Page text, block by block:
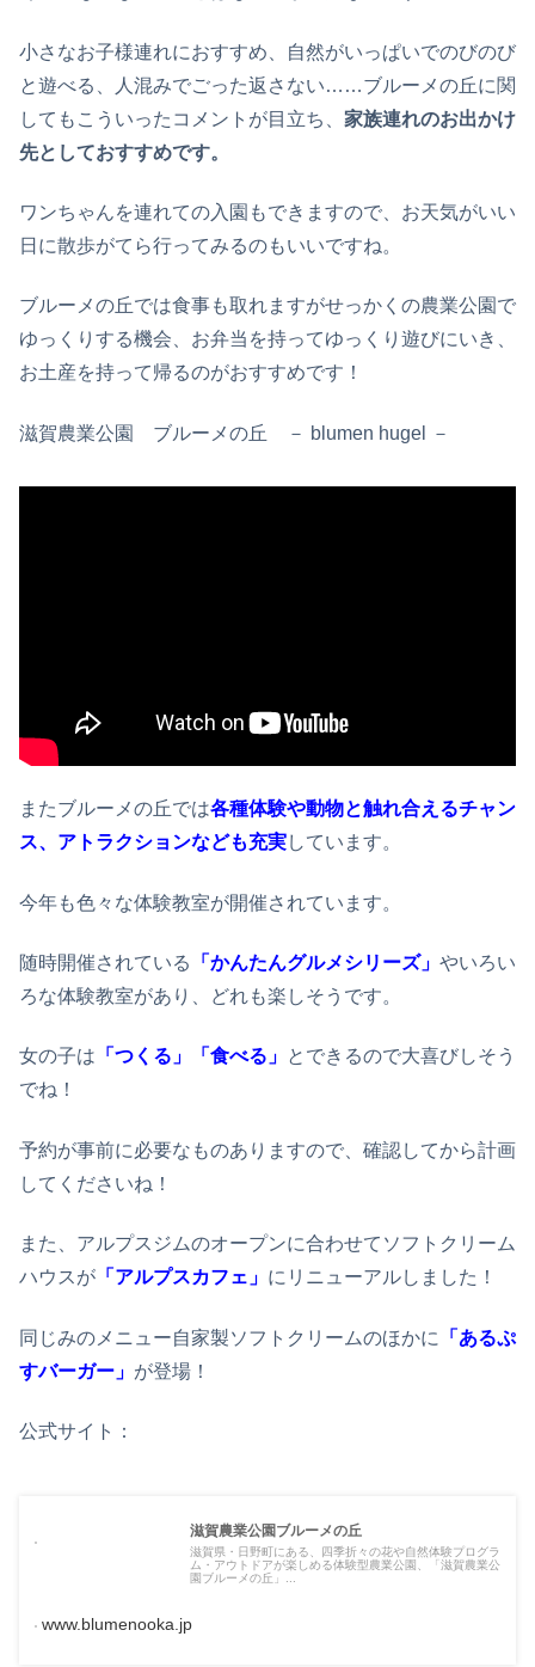
小さなお子様連れにおすすめ、自然がいっぱいでのびのび
と遊べる、人混みでごった返さない……ブルーメの丘に関
してもこういったコメントが目立ち、 家族連れのお出かけ
先としておすすめです。
ワンちゃんを連れての入園もできますので、お天気がいい
日に散歩がてら行ってみるのもいいですね。
ブルーメの丘では食事も取れますがせっかくの農業公園で
ゆっくりする機会、お弁当を持ってゆっくり遊びにいき、
お土産を持って帰るのがおすすめです！
滋賀農業公園 ブルーメの丘 － blumen hugel －
またブルーメの丘では各種体験や動物と触れ合えるチャン
ス、アトラクションなども充実しています。
今年も色々な体験教室が開催されています。
随時開催されている 「かんたんグルメシリーズ」 やいろい
ろな体験教室があり、どれも楽しそうです。
女の子は 「つくる」「食べる」 とできるので大喜びしそう
でね！
予約が事前に必要なものありますので、確認してから計画
してくださいね！
また、アルプスジムのオープンに合わせてソフトクリーム
ハウスが 「アルプスカフェ」 にリニューアルしました！
同じみのメニュー自家製ソフトクリームのほかに
「あるぷ
すバーガー」 が登場！
公式サイト：
滋賀農業公園ブルーメの丘
滋賀県・日野町にある、四季折々の花や自然体験プログラ
ム・アウトドアが楽しめる体験型農業公園、「滋賀農業公
園ブルーメの丘」...
www.blumenooka.jp